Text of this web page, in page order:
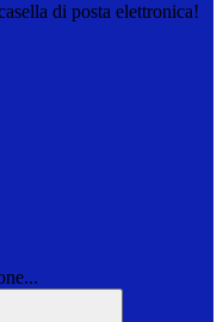
di posta elettronica!